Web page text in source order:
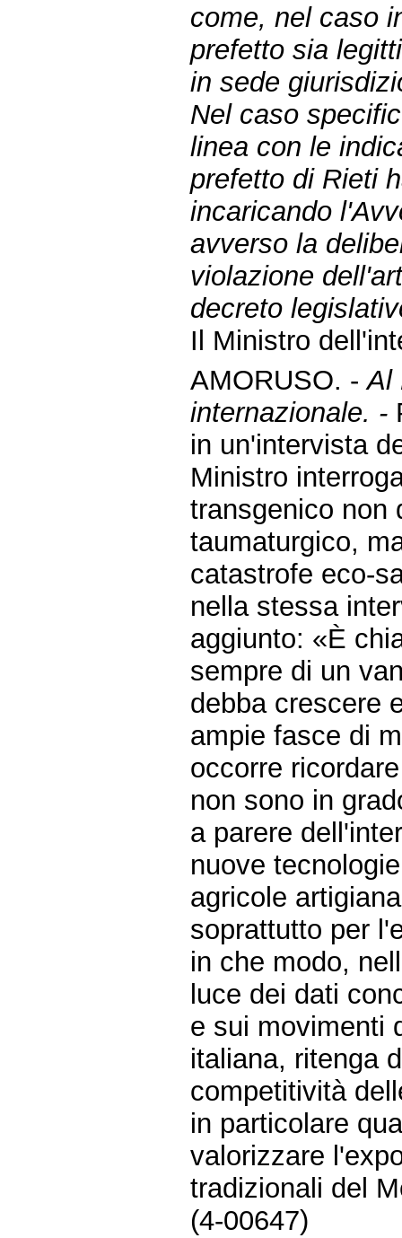
come, nel caso
prefetto sia
in sede
Nel caso
linea con le
prefetto di Rieti
incaricando
avverso la
violazione
decreto
Il Ministro
AMORUSO. -Al
internazionale. -
in un'intervista
Ministro
transgenico non
taumaturgico,
catastrofe eco-
nella stessa
aggiunto: «È
sempre di un
debba crescere
ampie fasce di
occorre
non sono in
a parere
nuove
agricole
soprattutto per
in che modo,
luce dei dati
e sui movimenti
italiana, ritenga
competitività
in particolare
valorizzare
tradizionali del
(4-00647)